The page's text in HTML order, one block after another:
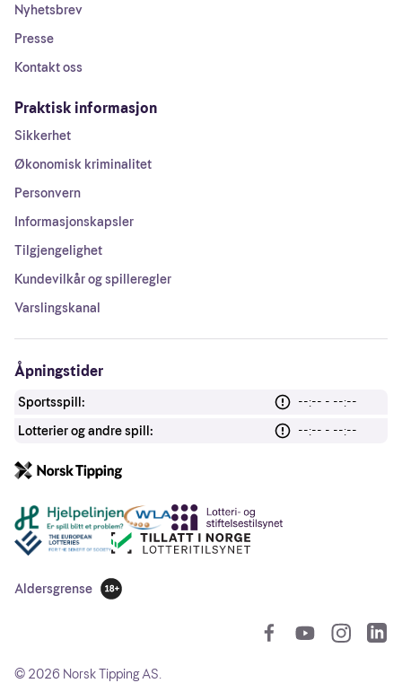
Nyhetsbrev
Presse
Kontakt oss
Praktisk informasjon
Sikkerhet
Økonomisk kriminalitet
Personvern
Informasjonskapsler
Tilgjengelighet
Kundevilkår og spilleregler
Varslingskanal
Åpningstider
Sportsspill:
--:-- - --:--
Lotterier og andre spill:
--:-- - --:--
Andre lenker
Aldersgrense
18 år
© 2026 Norsk Tipping AS.